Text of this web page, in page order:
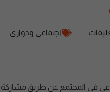
اجتماعي وحواري
في المجتمع عن طريق مشاركة